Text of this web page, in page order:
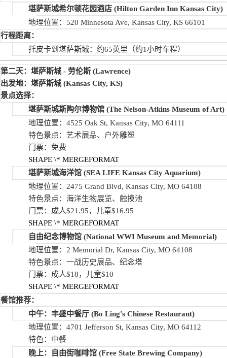
堪萨斯城希尔顿花园酒店(Hilton Garden Inn Kansas City)
地理位置：520 Minnesota Ave, Kansas City, KS 66101
行程距离：
托皮卡到堪萨斯城：约65英里（约1小时车程）
第二天：堪萨斯城- 劳伦斯 (Lawrence)
出发地：堪萨斯城(Kansas City, KS)
景点选择：
堪萨斯城斯陶尔博物馆(The Nelson-Atkins Museum of Art)
地理位置：4525 Oak St, Kansas City, MO 64111
特色景点：艺术展品、户外雕塑
门票：免费
SHAPE \* MERGEFORMAT
堪萨斯城海洋馆(SEA LIFE Kansas City Aquarium)
地理位置：2475 Grand Blvd, Kansas City, MO 64108
特色景点：海洋生物展览、触摸池
门票：成人$21.95，儿童$16.95
SHAPE \* MERGEFORMAT
自由纪念博物馆(National WWI Museum and Memorial)
地理位置：2 Memorial Dr, Kansas City, MO 64108
特色景点：一战历史展品、纪念塔
门票：成人$18，儿童$10
SHAPE \* MERGEFORMAT
餐馆推荐：
中午：丰盛中餐厅(Bo Ling's Chinese Restaurant)
地理位置：4701 Jefferson St, Kansas City, MO 64112
特色：中餐
晚上：自由街咖啡馆(Free State Brewing Company)